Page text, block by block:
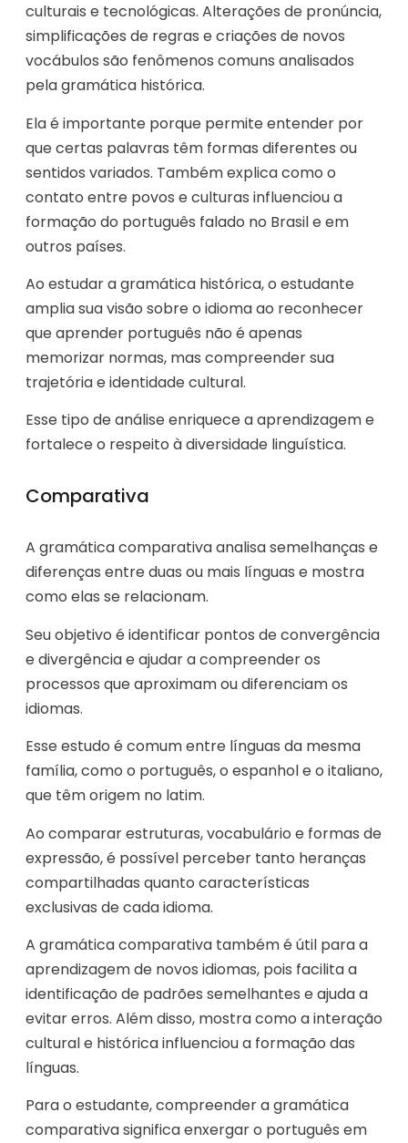
culturais e tecnológicas. Alterações de pronúncia,
simplificações de regras e criações de novos
vocábulos são fenômenos comuns analisados
pela gramática histórica.
Ela é importante porque permite entender por
que certas palavras têm formas diferentes ou
sentidos variados. Também explica como o
contato entre povos e culturas influenciou a
formação do português falado no Brasil e em
outros países.
Ao estudar a gramática histórica, o estudante
amplia sua visão sobre o idioma ao reconhecer
que aprender português não é apenas
memorizar normas, mas compreender sua
trajetória e identidade cultural.
Esse tipo de análise enriquece a aprendizagem e
fortalece o respeito à diversidade linguística.
Comparativa
A gramática comparativa analisa semelhanças e
diferenças entre duas ou mais línguas e mostra
como elas se relacionam.
Seu objetivo é identificar pontos de convergência
e divergência e ajudar a compreender os
processos que aproximam ou diferenciam os
idiomas.
Esse estudo é comum entre línguas da mesma
família, como o português, o espanhol e o italiano,
que têm origem no latim.
Ao comparar estruturas, vocabulário e formas de
expressão, é possível perceber tanto heranças
compartilhadas quanto características
exclusivas de cada idioma.
A gramática comparativa também é útil para a
aprendizagem de novos idiomas, pois facilita a
identificação de padrões semelhantes e ajuda a
evitar erros. Além disso, mostra como a interação
cultural e histórica influenciou a formação das
línguas.
Para o estudante, compreender a gramática
comparativa significa enxergar o português em